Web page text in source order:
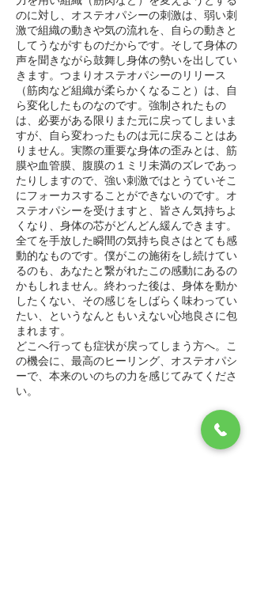
のに対し、オステオパシーの刺激は、弱い刺
激で組織の動きや気の流れを、自らの動きと
してうながすものだからです。そして身体の
声を聞きながら鼓舞し身体の勢いを出してい
きます。つまりオステオパシーのリリース
（筋肉など組織が柔らかくなること）は、自
ら変化したものなのです。強制されたもの
は、必要がある限りまた元に戻ってしまいま
すが、自ら変わったものは元に戻ることはあ
りません。実際の重要な身体の歪みとは、筋
膜や血管膜、腹膜の１ミリ未満のズレであっ
たりしますので、強い刺激ではとうていそこ
にフォーカスすることができないのです。オ
ステオパシーを受けますと、皆さん気持ちよ
くなり、身体の芯がどんどん緩んできます。
全てを手放した瞬間の気持ち良さはとても感
動的なものです。僕がこの施術をし続けてい
るのも、あなたと繋がれたこの感動にあるの
かもしれません。終わった後は、身体を動か
したくない、その感じをしばらく味わってい
たい、というなんともいえない心地良さに包
まれます。
どこへ行っても症状が戻ってしまう方へ。こ
の機会に、最高のヒーリング、オステオパシ
ーで、本来のいのちの力を感じてみてくださ
い。